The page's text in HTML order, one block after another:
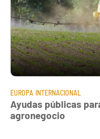
EUROPA INTERNACIONAL
Ayudas públicas
agronegocio